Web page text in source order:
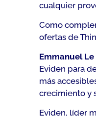
cualquier
Como
ofertas de
Emmanuel Le
Eviden para
más
crecimiento y
Eviden, líder